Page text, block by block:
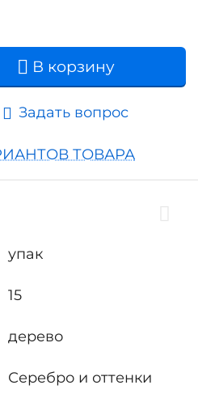
В корзину
Задать вопрос
ТОВАРА
упак
15
дерево
Серебро и оттенки